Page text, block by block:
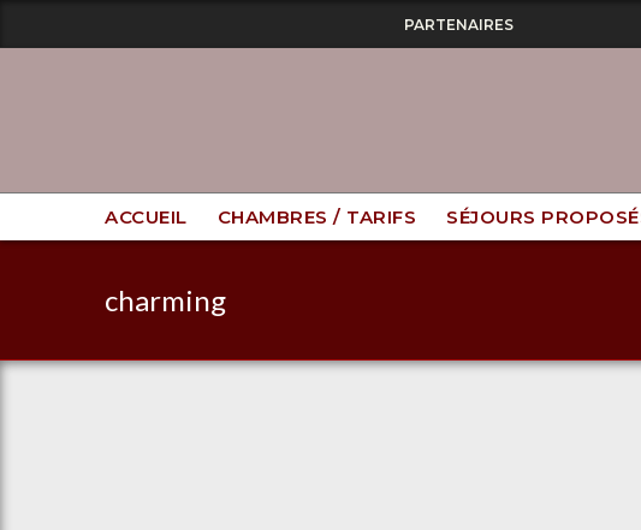
PARTENAIRES
ACCUEIL CHAMBRES / TARIFS SÉJOURS
charming